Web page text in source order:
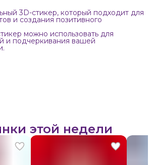
3D-стикер, который подходит для
и создания позитивного
можно использовать для
и подчеркивания вашей
этой недели